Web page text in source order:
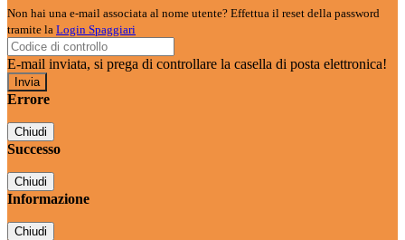
Non hai una e-mail associata al nome utente? Effettua il reset della password
tramite la Login Spaggiari
E-mail inviata, si prega di controllare la casella di posta elettronica!
Errore
Chiudi
Successo
Chiudi
Informazione
Chiudi